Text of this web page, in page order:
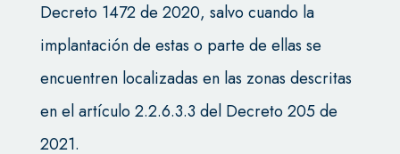
Decreto 1472 de 2020, salvo cuando la
implantación de estas o parte de ellas se
encuentren localizadas en las zonas descritas
en el artículo 2.2.6.3.3 del Decreto 205 de
2021.